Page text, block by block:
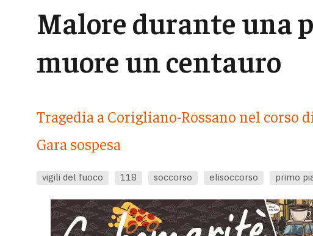
Malore durante una
muore un centauro
Tragedia a Corigliano-Rossano nel corso
Gara sospesa
vigili del fuoco 118 soccorso elisoccorso primo